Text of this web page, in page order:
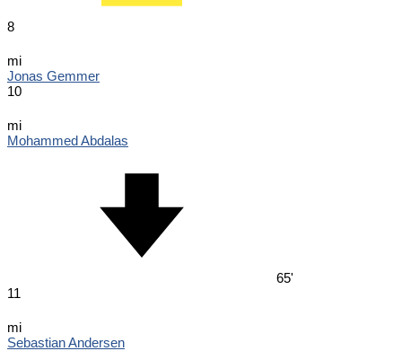
8
mi
Jonas Gemmer
10
mi
Mohammed Abdalas
65'
11
mi
Sebastian Andersen